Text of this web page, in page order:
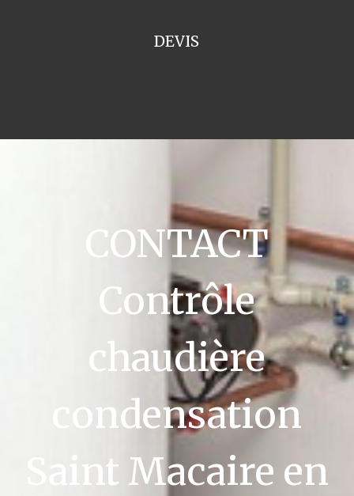
DEVIS
CONTACT
Contrôle
chaudière
condensation
Saint Macaire en